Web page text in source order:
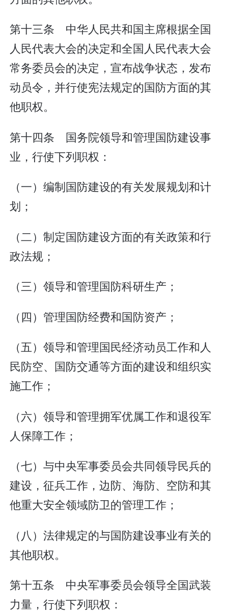
第十三条 中华人民共和国主席根据全国
人民代表大会的决定和全国人民代表大会
常务委员会的决定，宣布战争状态，发布
动员令，并行使宪法规定的国防方面的其
他职权。
第十四条 国务院领导和管理国防建设事
业，行使下列职权：
（一）编制国防建设的有关发展规划和计
划；
（二）制定国防建设方面的有关政策和行
政法规；
（三）领导和管理国防科研生产；
（四）管理国防经费和国防资产；
（五）领导和管理国民经济动员工作和人
民防空、国防交通等方面的建设和组织实
施工作；
（六）领导和管理拥军优属工作和退役军
人保障工作；
（七）与中央军事委员会共同领导民兵的
建设，征兵工作，边防、海防、空防和其
他重大安全领域防卫的管理工作；
（八）法律规定的与国防建设事业有关的
其他职权。
第十五条 中央军事委员会领导全国武装
力量，行使下列职权：